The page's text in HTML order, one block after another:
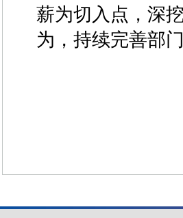
薪为切入点，深
为，持续完善部